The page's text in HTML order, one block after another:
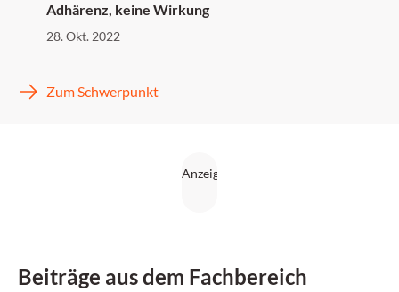
Adhärenz, keine Wirkung
28. Okt. 2022
Zum Schwerpunkt
Beiträge aus dem Fachbereich